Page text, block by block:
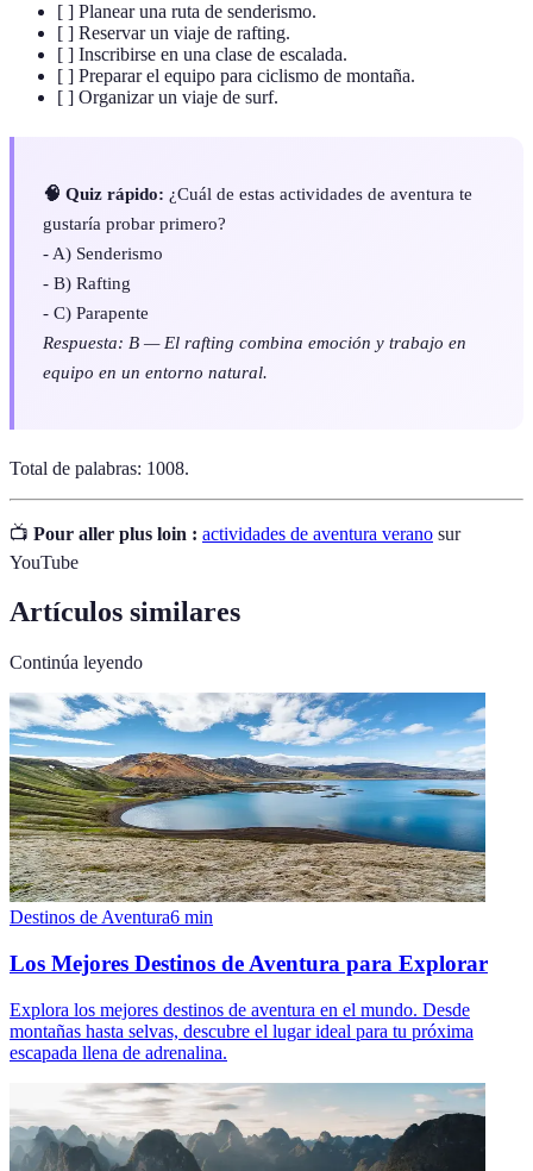
[ ] Planear una ruta de senderismo.
[ ] Reservar un viaje de rafting.
[ ] Inscribirse en una clase de escalada.
[ ] Preparar el equipo para ciclismo de montaña.
[ ] Organizar un viaje de surf.
🧠 Quiz rápido: ¿Cuál de estas actividades de aventura te
gustaría probar primero?
- A) Senderismo
- B) Rafting
- C) Parapente
Respuesta: B — El rafting combina emoción y trabajo en
equipo en un entorno natural.
Total de palabras: 1008.
📺 Pour aller plus loin : actividades de aventura verano sur
YouTube
Artículos similares
Continúa leyendo
Destinos de Aventura6 min
Los Mejores Destinos de Aventura para Explorar
Explora los mejores destinos de aventura en el mundo. Desde
montañas hasta selvas, descubre el lugar ideal para tu próxima
escapada llena de adrenalina.